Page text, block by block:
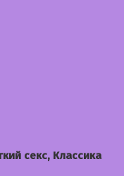
секс, Классика